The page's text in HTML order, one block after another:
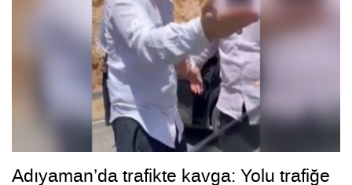
Adıyaman’da trafikte kavga: Yolu trafiğe